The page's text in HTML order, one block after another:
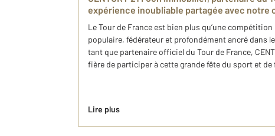
expérience inoubliable partagée avec notre
Le Tour de France est bien plus qu’une
populaire, fédérateur et profondément ancré dans
tant que partenaire officiel du Tour de France,
fière de participer à cette grande fête du sport et de
Lire plus